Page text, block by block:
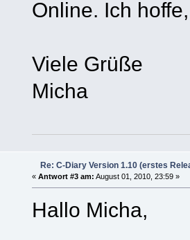
Online. Ich
Viele Grüße
Micha
Re: C-Diary Version 1.10 (erstes
« Antwort #3 am: August 01, 2010, 23:59 »
Hallo Micha,